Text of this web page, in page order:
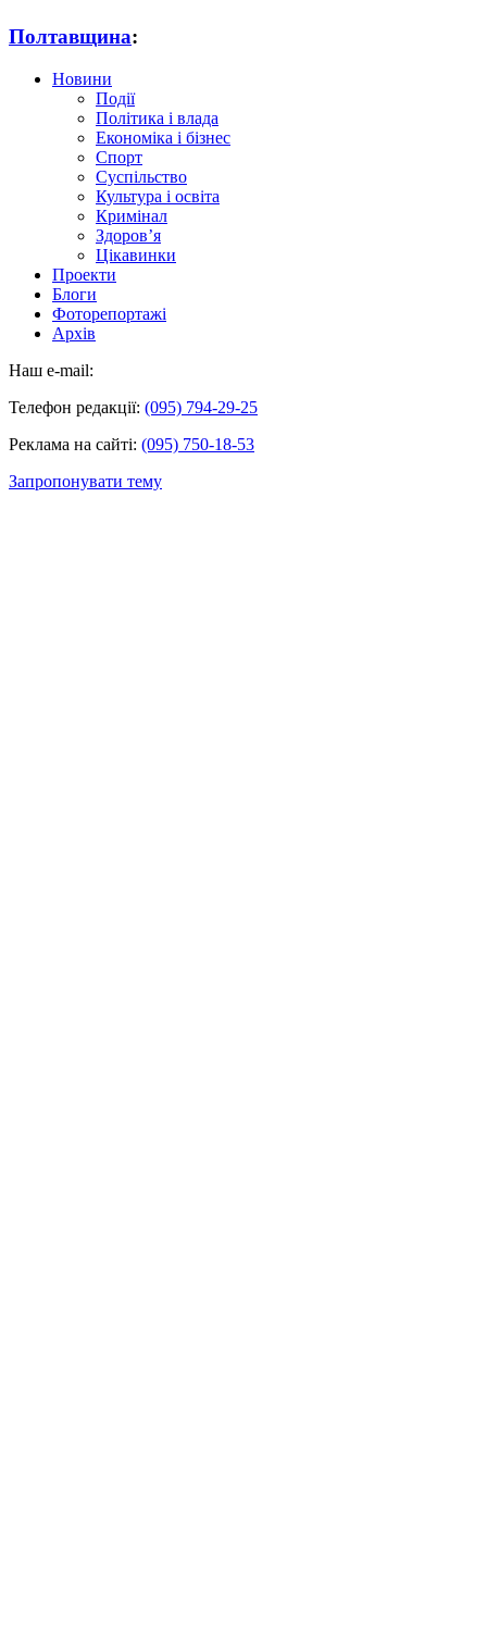
Полтавщина:
Новини
Події
Політика і влада
Економіка і бізнес
Спорт
Суспільство
Культура і освіта
Кримінал
Здоров’я
Цікавинки
Проекти
Блоги
Фоторепортажі
Архів
Наш e-mail:
Телефон редакції: (095) 794-29-25
Реклама на сайті: (095) 750-18-53
Запропонувати тему